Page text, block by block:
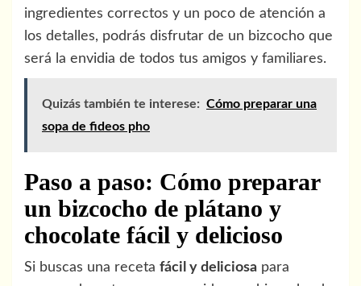
ingredientes correctos y un poco de atención a
los detalles, podrás disfrutar de un bizcocho que
será la envidia de todos tus amigos y familiares.
Quizás también te interese: Cómo preparar una
sopa de fideos pho
Paso a paso: Cómo preparar
un bizcocho de plátano y
chocolate fácil y delicioso
Si buscas una receta fácil y deliciosa para